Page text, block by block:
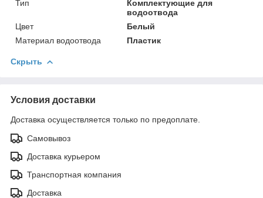
Тип
Комплектующие для
водоотвода
Цвет
Белый
Материал водоотвода
Пластик
Скрыть
Условия доставки
Доставка осуществляется только по предоплате.
Самовывоз
Доставка курьером
Транспортная компания
Доставка